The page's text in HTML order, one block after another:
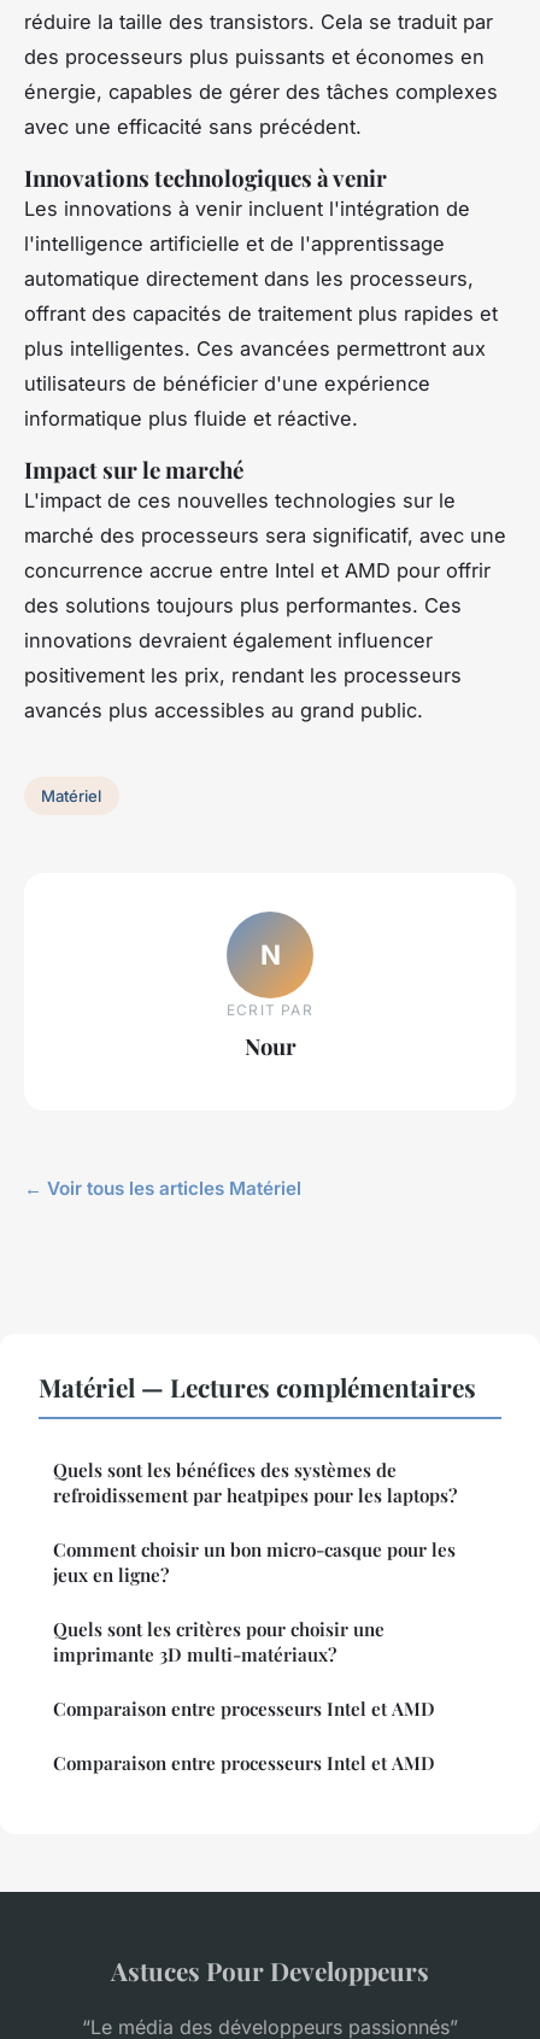
réduire la taille des transistors. Cela se traduit par
des processeurs plus puissants et économes en
énergie, capables de gérer des tâches complexes
avec une efficacité sans précédent.
Innovations technologiques à venir
Les innovations à venir incluent l'intégration de
l'intelligence artificielle et de l'apprentissage
automatique directement dans les processeurs,
offrant des capacités de traitement plus rapides et
plus intelligentes. Ces avancées permettront aux
utilisateurs de bénéficier d'une expérience
informatique plus fluide et réactive.
Impact sur le marché
L'impact de ces nouvelles technologies sur le
marché des processeurs sera significatif, avec une
concurrence accrue entre Intel et AMD pour offrir
des solutions toujours plus performantes. Ces
innovations devraient également influencer
positivement les prix, rendant les processeurs
avancés plus accessibles au grand public.
Matériel
N
ECRIT PAR
Nour
← Voir tous les articles Matériel
Matériel — Lectures complémentaires
Quels sont les bénéfices des systèmes de
refroidissement par heatpipes pour les laptops?
Comment choisir un bon micro-casque pour les
jeux en ligne?
Quels sont les critères pour choisir une
imprimante 3D multi-matériaux?
Comparaison entre processeurs Intel et AMD
Comparaison entre processeurs Intel et AMD
Astuces Pour Developpeurs
“Le média des développeurs passionnés”